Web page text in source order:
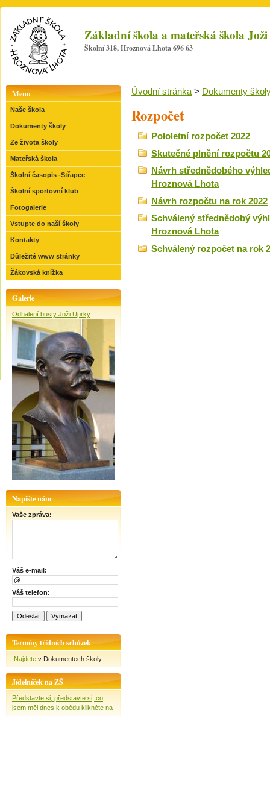
Základní škola a mateřská škola
Školní 318, Hroznová Lhota 696 63
Menu
Naše škola
Dokumenty školy
Ze života školy
Mateřská škola
Školní časopis -Střapec
Školní sportovní klub
Fotogalerie
Vstupte do naší školy
Kontakty
Důležité www stránky
Žákovská knížka
Galerie
Odhalení busty Joži Uprky
Napište nám
Vaše zpráva:
Váš e-mail:
Váš telefon:
Termíny třídních schůzek
Najdete v Dokumentech školy
Jídelníček na ZŠ
Představte si, představte si, co
jsem měl dnes k obědu klikněte na
Úvodní stránka > Dokumenty
Rozpočet
Pololetní rozpočet 2022
Skutečné plnění rozpočtu
Návrh střednědobého
Hroznová Lhota
Návrh rozpočtu na rok 2022
Schválený střednědobý
Hroznová Lhota
Schválený rozpočet na rok